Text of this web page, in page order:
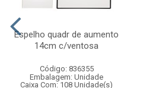
Espelho quadr de aumento
14cm c/ventosa
Código: 836355
Embalagem: Unidade
Caixa Com: 108 Unidade(s)